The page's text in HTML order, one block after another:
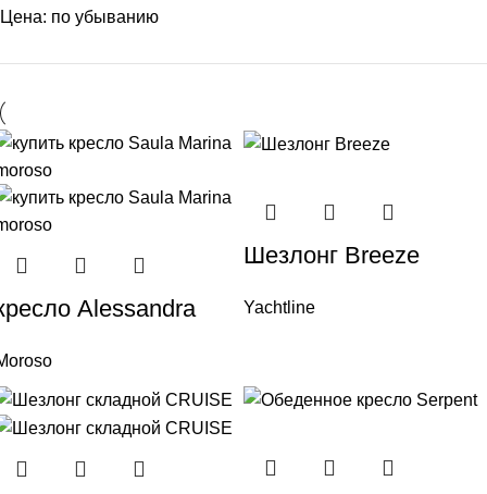
Цена: по убыванию
Alessandra
Шезлонг Breeze
Yachtline